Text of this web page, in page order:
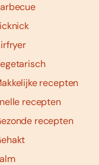
recepten
recepten
recepten